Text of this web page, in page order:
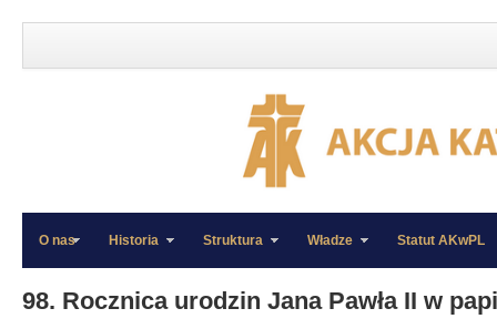
»
»
O nas Historia Struktura Władze Statut AKwPL
98. Rocznica urodzin Jana Pawła II w